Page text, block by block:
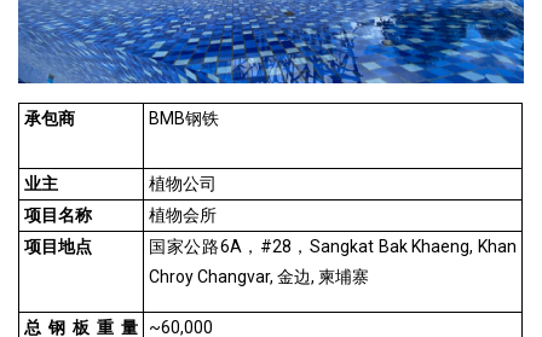
承包商 BMB钢铁
业主
植物公司
项目名称
植物会所
项目地点
国家公路6A，#28，Sangkat Bak Khaeng, Khan
Chroy Changvar, 金边, 柬埔寨
总钢板重量
~60,000